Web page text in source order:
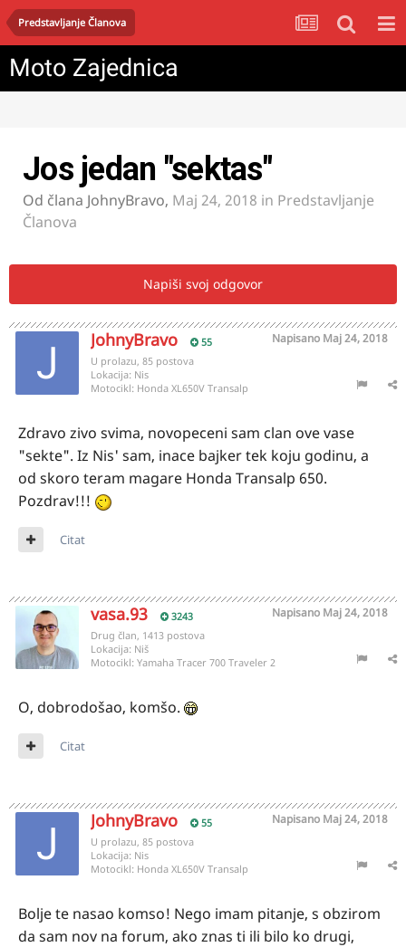
Predstavljanje Članova
Moto Zajednica
Jos jedan "sektas"
Od člana JohnyBravo, Maj 24, 2018 in Predstavljanje
Članova
Napiši svoj odgovor
JohnyBravo 55 Napisano Maj 24, 2018
U prolazu, 85 postova
Lokacija: Nis
Motocikl: Honda XL650V Transalp
Zdravo zivo svima, novopeceni sam clan ove vase
"sekte". Iz Nis' sam, inace bajker tek koju godinu, a
od skoro teram magare Honda Transalp 650.
Pozdrav!!!
Citat
vasa.93 3243 Napisano Maj 24, 2018
Drug član, 1413 postova
Lokacija: Niš
Motocikl: Yamaha Tracer 700 Traveler 2
O, dobrodošao, komšo.
Citat
JohnyBravo 55 Napisano Maj 24, 2018
U prolazu, 85 postova
Lokacija: Nis
Motocikl: Honda XL650V Transalp
Bolje te nasao komso! Nego imam pitanje, s obzirom
da sam nov na forum, ako znas ti ili bilo ko drugi,